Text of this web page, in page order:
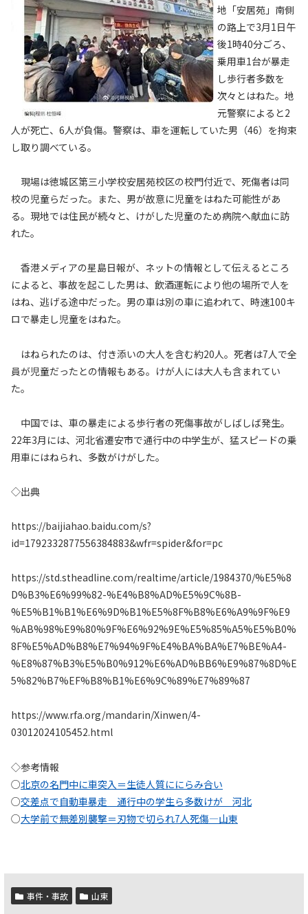
地「安居苑」南側
の路上で3月1日午
後1時40分ごろ、
乗用車1台が暴走
し歩行者多数を
次々とはねた。地
元警察によると2
人が死亡、6人が負傷。警察は、車を運転していた男（46）を拘束
し取り調べている。
現場は徳城区第三小学校安居苑校区の校門付近で、死傷者は同
校の児童らだった。また、男が故意に児童をはねた可能性があ
る。現地では住民が続々と、けがした児童のため病院へ献血に訪
れた。
香港メディアの星島日報が、ネットの情報として伝えるところ
によると、事故を起こした男は、飲酒運転により他の場所で人を
はね、逃げる途中だった。男の車は別の車に追われて、時速100キ
ロで暴走し児童をはねた。
はねられたのは、付き添いの大人を含む約20人。死者は7人で全
員が児童だったとの情報もある。けが人には大人も含まれてい
た。
中国では、車の暴走による歩行者の死傷事故がしばしば発生。
22年3月には、河北省遷安市で通行中の中学生が、猛スピードの乗
用車にはねられ、多数がけがした。
◇出典
https://baijiahao.baidu.com/s?
id=1792332877556384883&wfr=spider&for=pc
https://std.stheadline.com/realtime/article/1984370/%E5%8
D%B3%E6%99%82-%E4%B8%AD%E5%9C%8B-
%E5%B1%B1%E6%9D%B1%E5%8F%B8%E6%A9%9F%E9
%AB%98%E9%80%9F%E6%92%9E%E5%85%A5%E5%B0%
8F%E5%AD%B8%E7%94%9F%E4%BA%BA%E7%BE%A4-
%E8%87%B3%E5%B0%912%E6%AD%BB6%E9%87%8D%E
5%82%B7%EF%B8%B1%E6%9C%89%E7%89%87
https://www.rfa.org/mandarin/Xinwen/4-
03012024105452.html
◇参考情報
○北京の名門中に車突入＝生徒人質ににらみ合い
○交差点で自動車暴走 通行中の学生ら多数けが 河北
○大学前で無差別襲撃＝刃物で切られ7人死傷―山東
事件・事故 山東